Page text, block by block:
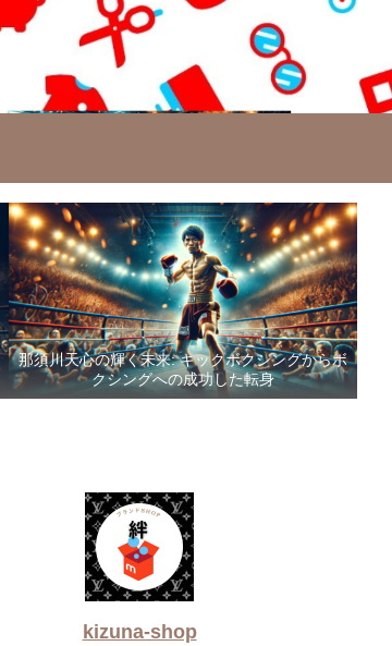
那須川天心の輝く未来: キックボクシングからボ
クシングへの成功した転身
kizuna-shop